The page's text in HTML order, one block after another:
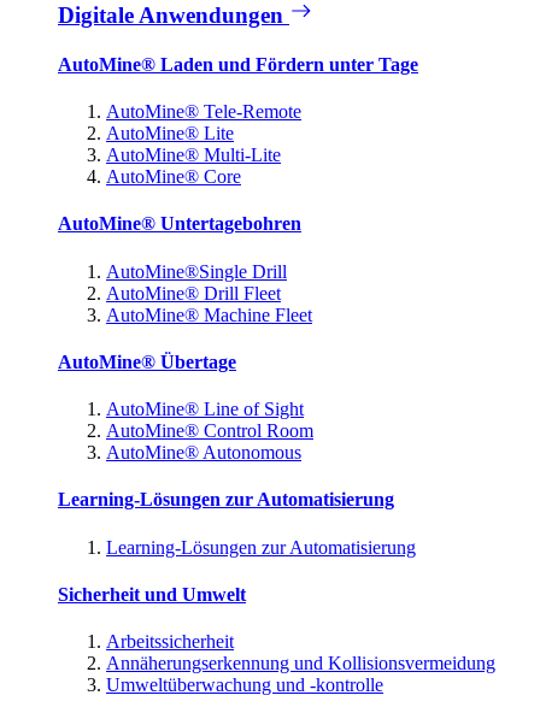
Digitale Anwendungen
AutoMine® Laden und Fördern unter Tage
AutoMine® Tele-Remote
AutoMine® Lite
AutoMine® Multi-Lite
AutoMine® Core
AutoMine® Untertagebohren
AutoMine®Single Drill
AutoMine® Drill Fleet
AutoMine® Machine Fleet
AutoMine® Übertage
AutoMine® Line of Sight
AutoMine® Control Room
AutoMine® Autonomous
Learning-Lösungen zur Automatisierung
Learning-Lösungen zur Automatisierung
Sicherheit und Umwelt
Arbeitssicherheit
Annäherungserkennung und Kollisionsvermeidung
Umweltüberwachung und -kontrolle